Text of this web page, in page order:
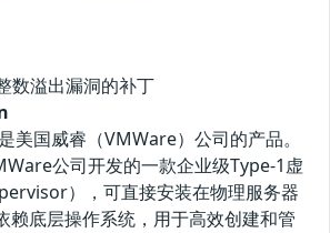
数溢出漏洞的补丁
美国威睿（VMWare）公司的产品。
公司开发的一款企业级Type-1虚
），可直接安装在物理服务器
赖底层操作系统，用于高效创建和管